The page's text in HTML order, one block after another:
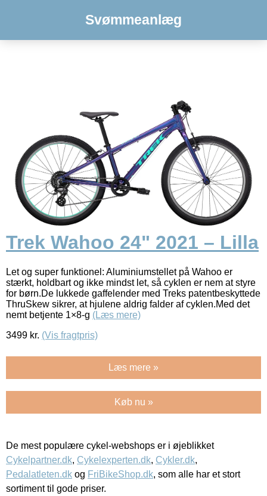
Svømmeanlæg
Trek Wahoo 24" 2021 – Lilla
Let og super funktionel: Aluminiumstellet på Wahoo er
stærkt, holdbart og ikke mindst let, så cyklen er nem at styre
for børn.De lukkede gaffelender med Treks patentbeskyttede
ThruSkew sikrer, at hjulene aldrig falder af cyklen.Med det
nemt betjente 1×8-g (Læs mere)
3499 kr. (Vis fragtpris)
Læs mere »
Køb nu »
De mest populære cykel-webshops er i øjeblikket
Cykelpartner.dk, Cykelexperten.dk, Cykler.dk,
Pedalatleten.dk og FriBikeShop.dk, som alle har et stort
sortiment til gode priser.